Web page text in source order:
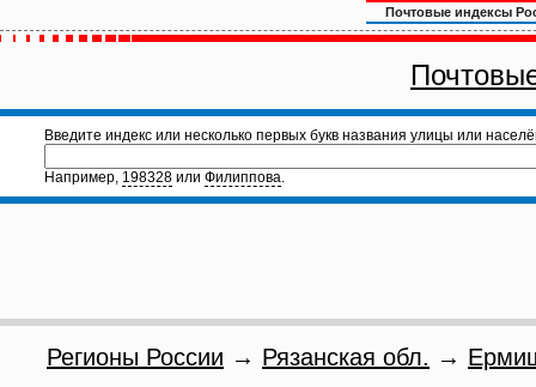
Почтовые индексы
Введите индекс или несколько первых букв названия улицы или
Например, 198328 или Филиппова.
Регионы России → Рязанская обл. →